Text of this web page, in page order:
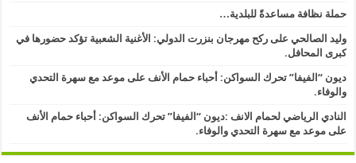
حملة نظافة مساعدةً للبلدية…
وليد الصالحي على ركح مهرجان بنزرت الدولي: الأغنية الشعبية تؤكد حضورها في
كبرى المحافل.
ديون “الفيفا” تحرك السواكن: أحباء حمام الأنف على موعد مع سهرة التحدي
والوفاء.
النادي الرياضي لحمام الانف :ديون “الفيفا” تحرك السواكن: أحباء حمام الأنف
على موعد مع سهرة التحدي والوفاء.